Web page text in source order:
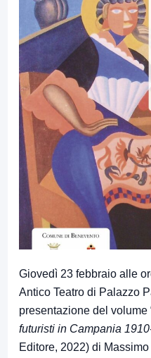
Giovedì 23 febbraio alle
Antico Teatro di Palazzo
presentazione del volume
futuristi in Campania
Editore, 2022) di